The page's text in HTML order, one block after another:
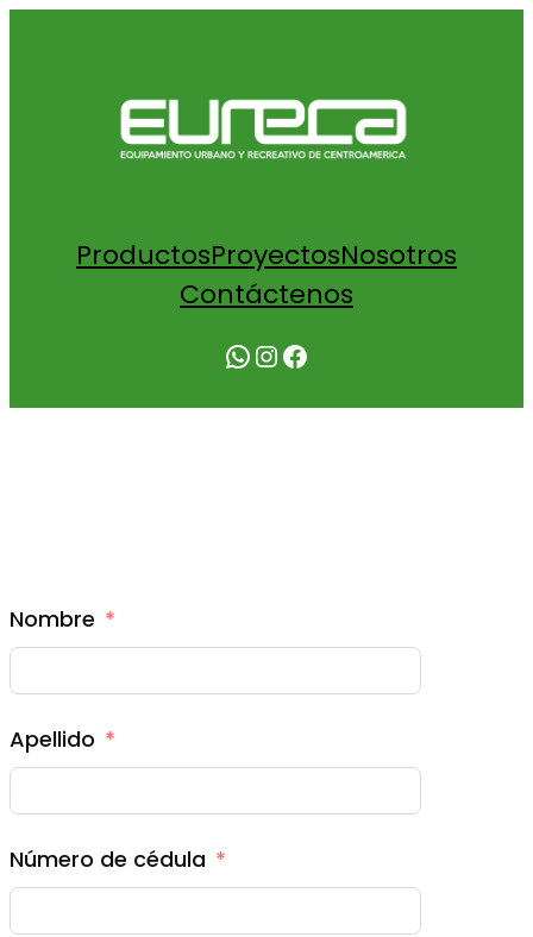
ProductosProyectosNosotros
Contáctenos
WhatsApp Instagram Facebook
Nombre
Apellido
Número de cédula